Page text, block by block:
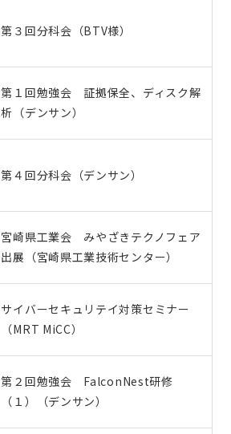
第３回分科会（BTV様）
第１回勉強会 証拠保全、ディスク解
析（デンサン）
第４回分科会（デンサン）
宮崎県工業会 みやざきテクノフェア
出展（宮崎県工業技術センター）
サイバーセキュリテイ対策セミナー
（MRT MiCC）
第２回勉強会 FalconNest研修
（１）（デンサン）